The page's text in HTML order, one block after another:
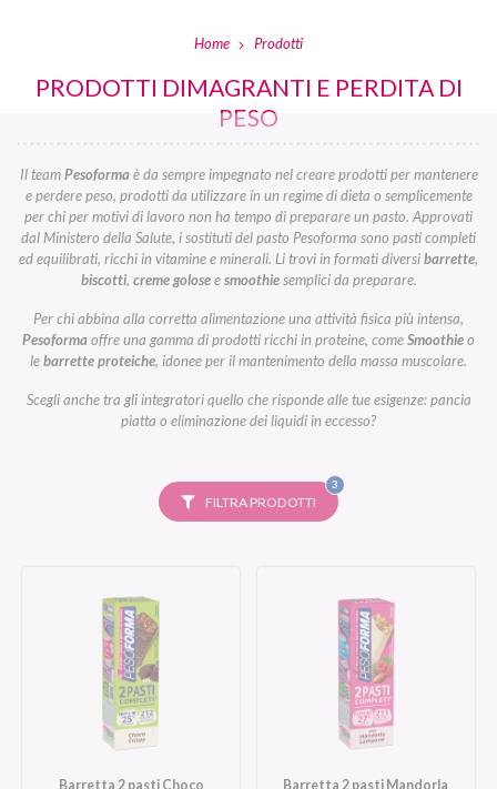
Home Prodotti
PRODOTTI DIMAGRANTI E PERDITA DI
PESO
Il teamPesoformaè da sempre impegnato nel creare prodotti per mantenere
e perdere peso, prodotti da utilizzare in un regime di dieta o semplicemente
per chi per motivi di lavoro non ha tempo di preparare un pasto. Approvati
dal Ministero della Salute, i sostituti del pasto Pesoforma sono pasti completi
ed equilibrati, ricchi in vitamine e minerali. Li trovi in formati diversibarrette,
biscotti, creme goloseesmoothiesemplici da preparare.
Per chi abbina alla corretta alimentazione una attività fisica più intensa,
Pesoformaoffre una gamma di prodotti ricchi in proteine, comeSmoothieo
lebarrette proteiche, idonee per il mantenimento della massa muscolare.
Scegli anche tra gli integratori quello che risponde alle tue esigenze: pancia
piatta o eliminazione dei liquidi in eccesso?
FILTRA PRODOTTI
3FILTRI
SELEZIONATI
Barretta 2 pasti Choco Barretta 2 pasti Mandorla